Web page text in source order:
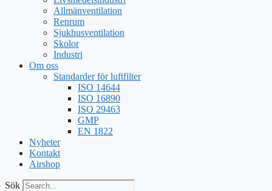
Allmänventilation
Renrum
Sjukhusventilation
Skolor
Industri
Om oss
Standarder för luftfilter
ISO 14644
ISO 16890
ISO 29463
GMP
EN 1822
Nyheter
Kontakt
Airshop
Sök